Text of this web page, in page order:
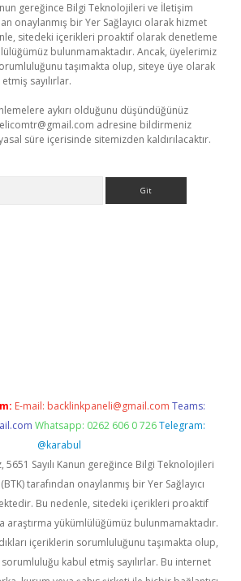
gereğince Bilgi Teknolojileri ve İletişim
onaylanmış bir Yer Sağlayıcı olarak hizmet
sitedeki içerikleri proaktif olarak denetleme
bulunmamaktadır. Ancak, üyelerimiz
taşımakta olup, siteye üye olarak
sayılırlar.
aykırı olduğunu düşündüğünüz
adresine bildirmeniz
süre içerisinde sitemizden kaldırılacaktır.
E-mail: backlinkpaneli@gmail.com Teams:
Whatsapp: 0262 606 0 726 Telegram:
@karabul
5651 Sayılı Kanun gereğince Bilgi Teknolojileri
tarafından onaylanmış bir Yer Sağlayıcı
Bu nedenle, sitedeki içerikleri proaktif
araştırma yükümlülüğümüz bulunmamaktadır.
içeriklerin sorumluluğunu taşımakta olup,
kabul etmiş sayılırlar. Bu internet